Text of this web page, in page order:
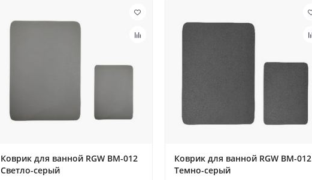
Коврик для ванной RGW BM-012
Светло-серый
Коврик для ванной RGW BM-012
Темно-серый